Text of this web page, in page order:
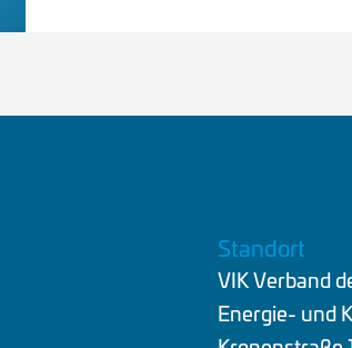
Standort
VIK Verband
Energie- und